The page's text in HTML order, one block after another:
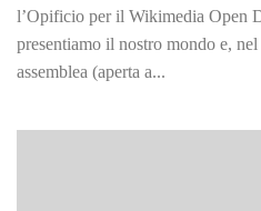
l’Opificio per il Wikimedia Open
presentiamo il nostro mondo e,
assemblea (aperta a...